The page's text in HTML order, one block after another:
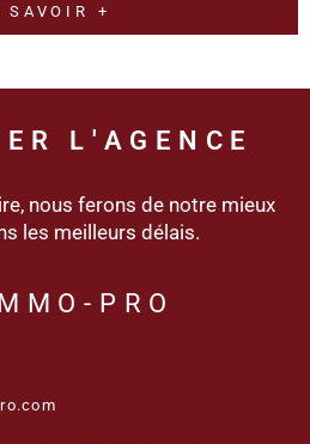
SAVOIR +
L'AGENCE
nous ferons de notre mieux
les meilleurs délais.
PRO